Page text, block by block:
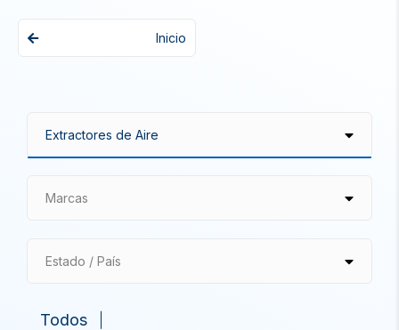
Inicio
Marcas
Estado / País
Todos